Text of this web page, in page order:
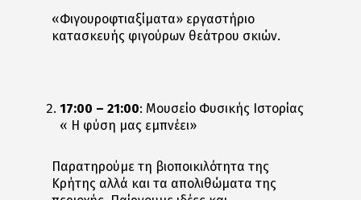
«Φιγουροφτιαξίματα» εργαστήριο
κατασκευής φιγούρων θεάτρου σκιών.
17:00 – 21:00: Μουσείο Φυσικής Ιστορίας
« Η φύση μας εμπνέει»
Παρατηρούμε τη βιοποικιλότητα της
Κρήτης αλλά και τα απολιθώματα της